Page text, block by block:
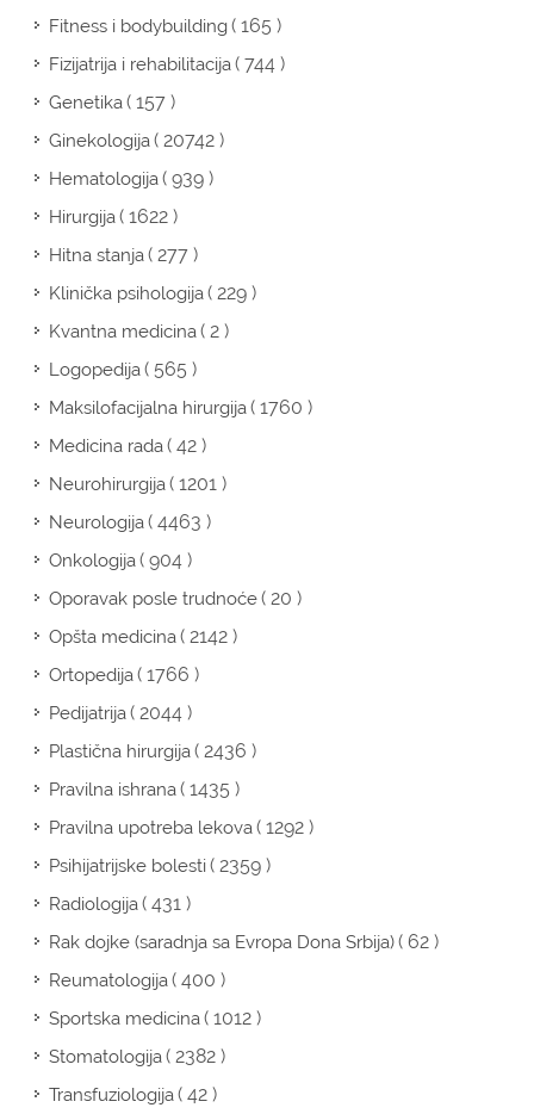
Fitness i bodybuilding( 165 )
Fizijatrija i rehabilitacija( 744 )
Genetika( 157 )
Ginekologija( 20742 )
Hematologija( 939 )
Hirurgija( 1622 )
Hitna stanja( 277 )
Klinička psihologija( 229 )
Kvantna medicina( 2 )
Logopedija( 565 )
Maksilofacijalna hirurgija( 1760 )
Medicina rada( 42 )
Neurohirurgija( 1201 )
Neurologija( 4463 )
Onkologija( 904 )
Oporavak posle trudnoće( 20 )
Opšta medicina( 2142 )
Ortopedija( 1766 )
Pedijatrija( 2044 )
Plastična hirurgija( 2436 )
Pravilna ishrana( 1435 )
Pravilna upotreba lekova( 1292 )
Psihijatrijske bolesti( 2359 )
Radiologija( 431 )
Rak dojke (saradnja sa Evropa Dona Srbija)( 62 )
Reumatologija( 400 )
Sportska medicina( 1012 )
Stomatologija( 2382 )
Transfuziologija( 42 )